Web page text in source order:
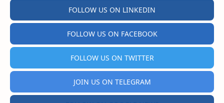
FOLLOW US ON LINKEDIN
FOLLOW US ON FACEBOOK
FOLLOW US ON TWITTER
JOIN US ON TELEGRAM